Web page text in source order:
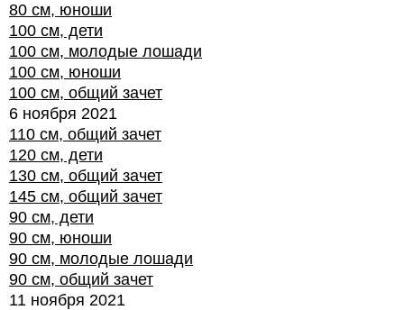
80 см, юноши
100 см, дети
100 см, молодые лошади
100 см, юноши
100 см, общий зачет
6 ноября 2021
110 см, общий зачет
120 см, дети
130 см, общий зачет
145 см, общий зачет
90 см, дети
90 см, юноши
90 см, молодые лошади
90 см, общий зачет
11 ноября 2021